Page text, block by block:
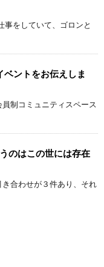
をしていて、ゴロンと
ベントをお伝えしま
制コミュニティスペース
のはこの世には存在
合わせが３件あり、それ